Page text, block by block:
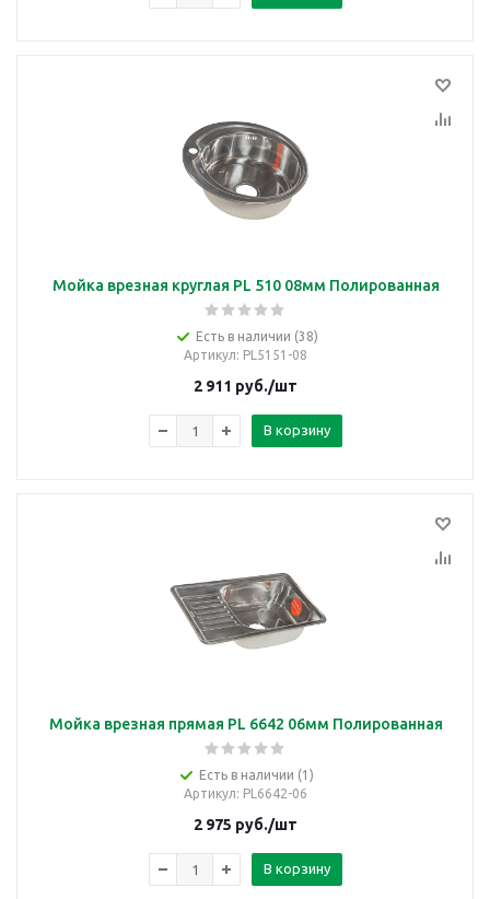
Мойка врезная круглая PL 510 08мм Полированная
Есть в наличии (38)
Артикул: PL5151-08
2 911 руб./шт
В корзину
Мойка врезная прямая PL 6642 06мм Полированная
Есть в наличии (1)
Артикул: PL6642-06
2 975 руб./шт
В корзину